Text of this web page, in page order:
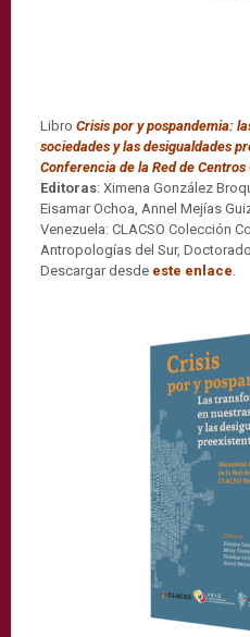
Libro Crisis por y pospandemia:
sociedades y las desigualdades
Conferencia de la Red de
Editoras: Ximena González
Eisamar Ochoa, Annel Mejías
Venezuela: CLACSO Colección
Antropologías del Sur,
Descargar desde este enlace.